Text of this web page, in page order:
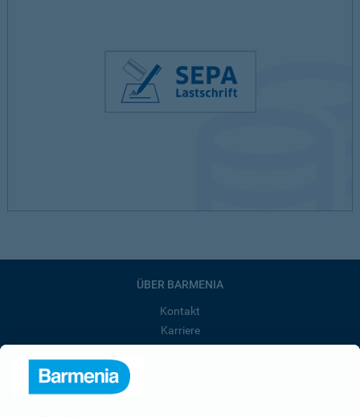
ÜBER BARMENIA
Kontakt
Karriere